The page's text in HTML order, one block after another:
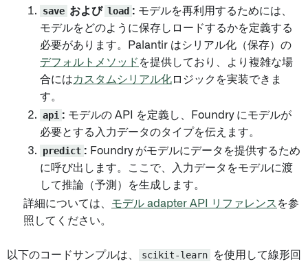
save および load : モデルを再利用するためには、
モデルをどのように保存しロードするかを定義する
必要があります。Palantir はシリアル化（保存）の
デフォルトメソッド を提供しており、より複雑な場
合にはカスタムシリアル化ロジックを実装できま
す。
api : モデルの API を定義し、Foundry にモデルが
必要とする入力データのタイプを伝えます。
predict : Foundry がモデルにデータを提供するため
に呼び出します。ここで、入力データをモデルに渡
して推論（予測）を生成します。
詳細については、 モデル adapter API リファレンス を参
照してください。
以下のコードサンプルは、 scikit-learn
を使用して線形回